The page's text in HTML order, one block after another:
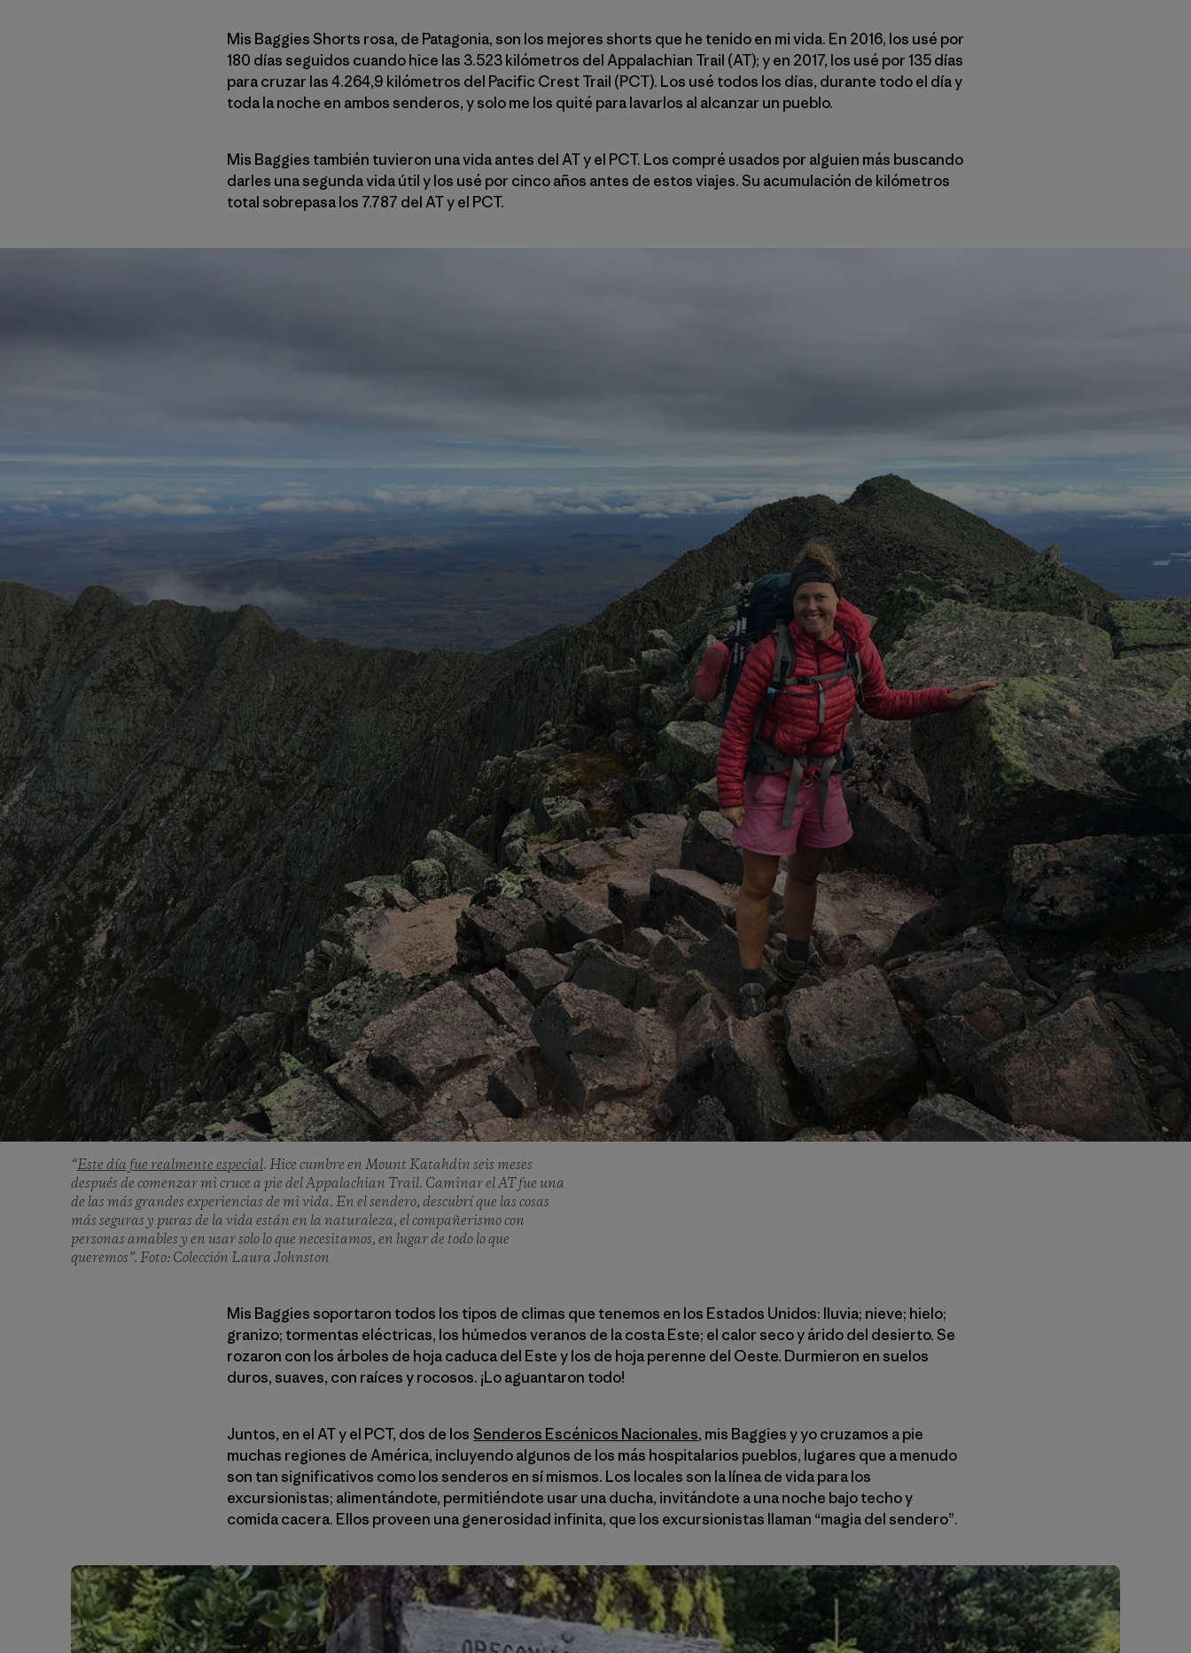
Mis Baggies Shorts rosa, de Patagonia, son los mejores shorts que he tenido en mi vida. En 2016, los usé por
180 días seguidos cuando hice las 3.523 kilómetros del Appalachian Trail (AT); y en 2017, los usé por 135 días
para cruzar las 4.264,9 kilómetros del Pacific Crest Trail (PCT). Los usé todos los días, durante todo el día y
toda la noche en ambos senderos, y solo me los quité para lavarlos al alcanzar un pueblo.
Mis Baggies también tuvieron una vida antes del AT y el PCT. Los compré usados por alguien más buscando
darles una segunda vida útil y los usé por cinco años antes de estos viajes. Su acumulación de kilómetros
total sobrepasa los 7.787 del AT y el PCT.
“Este día fue realmente especial. Hice cumbre en Mount Katahdin seis meses
después de comenzar mi cruce a pie del Appalachian Trail. Caminar el AT fue una
de las más grandes experiencias de mi vida. En el sendero, descubrí que las cosas
más seguras y puras de la vida están en la naturaleza, el compañerismo con
personas amables y en usar solo lo que necesitamos, en lugar de todo lo que
queremos”. Foto: Colección Laura Johnston
Mis Baggies soportaron todos los tipos de climas que tenemos en los Estados Unidos: lluvia; nieve; hielo;
granizo; tormentas eléctricas, los húmedos veranos de la costa Este; el calor seco y árido del desierto. Se
rozaron con los árboles de hoja caduca del Este y los de hoja perenne del Oeste. Durmieron en suelos
duros, suaves, con raíces y rocosos. ¡Lo aguantaron todo!
Juntos, en el AT y el PCT, dos de los Senderos Escénicos Nacionales, mis Baggies y yo cruzamos a pie
muchas regiones de América, incluyendo algunos de los más hospitalarios pueblos, lugares que a menudo
son tan significativos como los senderos en sí mismos. Los locales son la línea de vida para los
excursionistas; alimentándote, permitiéndote usar una ducha, invitándote a una noche bajo techo y
comida cacera. Ellos proveen una generosidad infinita, que los excursionistas llaman “magia del sendero”.